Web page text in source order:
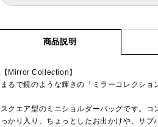
商品説明
【Mirror Collection】
まるで鏡のような輝きの「ミラーコレクショ
スクエア型のミニショルダーバッグです。
っかり入り、ちょっとしたお出かけや、サ